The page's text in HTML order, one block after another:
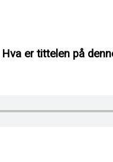
Hva er tittelen på